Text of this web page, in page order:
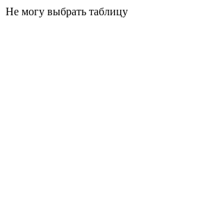
Не могу выбрать таблицу